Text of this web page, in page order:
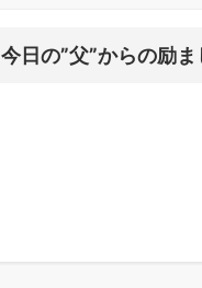
今日の”父”からの励ま